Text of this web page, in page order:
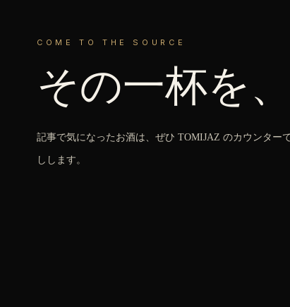
COME TO THE SOURCE
その一杯を、
記事で気になったお酒は、ぜひ TOMIJAZ のカウンター
しします。